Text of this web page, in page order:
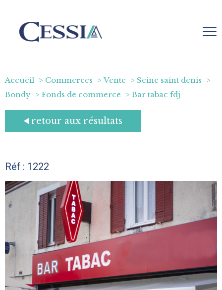
Accueil Commerces Vente
Seine saint denis
Bondy
Fonds de commerce Bar tabac fdj
retour aux résultats
Réf : 1222